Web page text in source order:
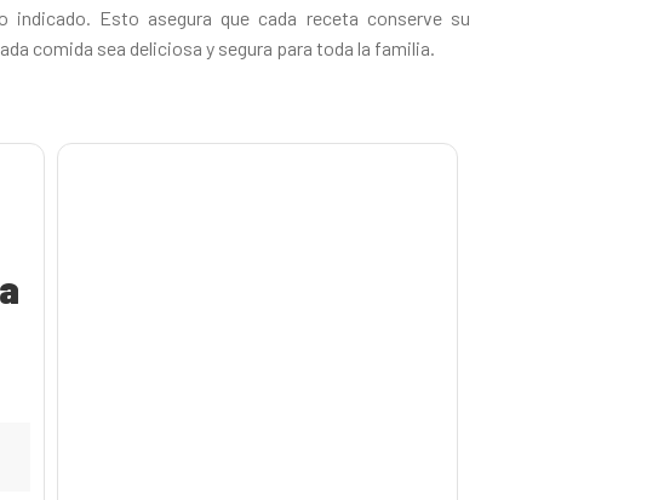
indicado. Esto asegura que cada receta conserve su
comida sea deliciosa y segura para toda la familia.